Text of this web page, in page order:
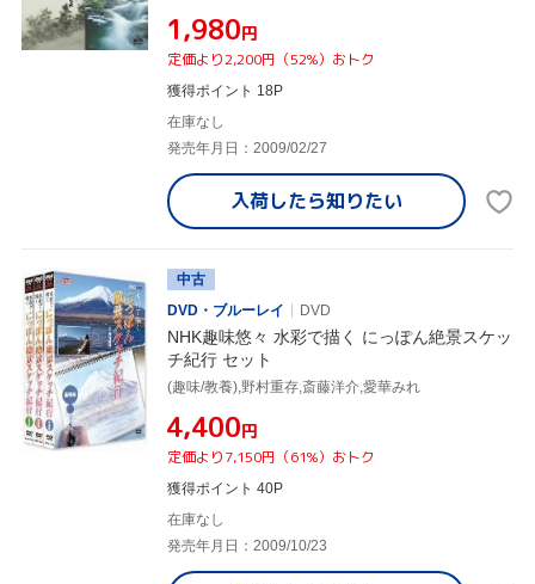
¥1,980円
定価より2,200円（52%）おトク
獲得ポイント 18P
在庫なし
発売年月日：2009/02/27
入荷したら知りたい
中古
DVD・ブルーレイ
DVD
NHK趣味悠々 水彩で描く にっぽん絶景スケッ
チ紀行 セット
(趣味/教養),野村重存,斎藤洋介,愛華みれ
¥4,400円
定価より7,150円（61%）おトク
獲得ポイント 40P
在庫なし
発売年月日：2009/10/23